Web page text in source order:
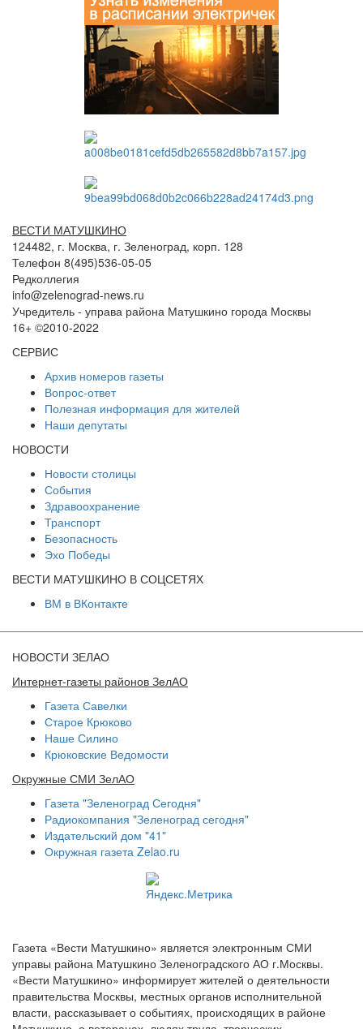
ВЕСТИ МАТУШКИНО
124482, г. Москва, г. Зеленоград, корп. 128
Телефон 8(495)536-05-05
Редколлегия
info@zelenograd-news.ru
Учредитель - управа района Матушкино города Москвы
16+ ©2010-2022
СЕРВИС
Архив номеров газеты
Вопрос-ответ
Полезная информация для жителей
Наши депутаты
НОВОСТИ
Новости столицы
События
Здравоохранение
Транспорт
Безопасность
Эхо Победы
ВЕСТИ МАТУШКИНО В СОЦСЕТЯХ
ВМ в ВКонтакте
НОВОСТИ ЗЕЛАО
Интернет-газеты районов ЗелАО
Газета Савелки
Старое Крюково
Наше Силино
Крюковские Ведомости
Окружные СМИ ЗелАО
Газета "Зеленоград Сегодня"
Радиокомпания "Зеленоград сегодня"
Издательский дом "41"
Окружная газета Zelao.ru
Газета «Вести Матушкино» является электронным СМИ
управы района Матушкино Зеленоградского АО г.Москвы.
«Вести Матушкино» информирует жителей о деятельности
правительства Москвы, местных органов исполнительной
власти, рассказывает о событиях, происходящих в районе